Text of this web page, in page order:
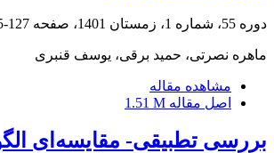
دوره 55، شماره 1، زمستان 1401، صفحه 127-145
ماهره نصرتی، حمید برقی، یوسف قنبری
مشاهده مقاله
اصل مقاله 1.51 M
بررسی تطبیقی- مقایسه‌ای